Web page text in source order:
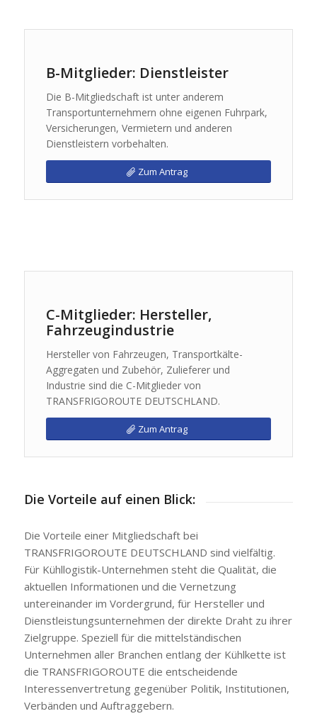
B-Mitglieder: Dienstleister
Die B-Mitgliedschaft ist unter anderem
Transportunternehmern ohne eigenen Fuhrpark,
Versicherungen, Vermietern und anderen
Dienstleistern vorbehalten.
Zum Antrag
C-Mitglieder: Hersteller,
Fahrzeugindustrie
Hersteller von Fahrzeugen, Transportkälte-
Aggregaten und Zubehör, Zulieferer und
Industrie sind die C-Mitglieder von
TRANSFRIGOROUTE DEUTSCHLAND.
Zum Antrag
Die Vorteile auf einen Blick:
Die Vorteile einer Mitgliedschaft bei
TRANSFRIGOROUTE DEUTSCHLAND sind vielfältig.
Für Kühllogistik-Unternehmen steht die Qualität, die
aktuellen Informationen und die Vernetzung
untereinander im Vordergrund, für Hersteller und
Dienstleistungsunternehmen der direkte Draht zu ihrer
Zielgruppe. Speziell für die mittelständischen
Unternehmen aller Branchen entlang der Kühlkette ist
die TRANSFRIGOROUTE die entscheidende
Interessenvertretung gegenüber Politik, Institutionen,
Verbänden und Auftraggebern.